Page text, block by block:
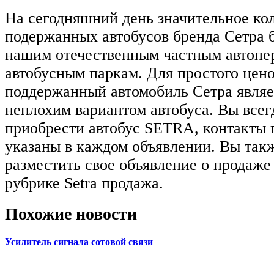
На сегодняшний день значительное
подержанных автобусов бренда Сетра
нашим отечественным частным
автобусным паркам. Для простого
поддержанный автомобиль Сетра
неплохим вариантом автобуса. Вы
приобрести автобус SETRA, контакты
указаны в каждом объявлении. Вы
разместить свое объявление о
рубрике Setra продажа.
Похожие новости
Усилитель сигнала сотовой связи